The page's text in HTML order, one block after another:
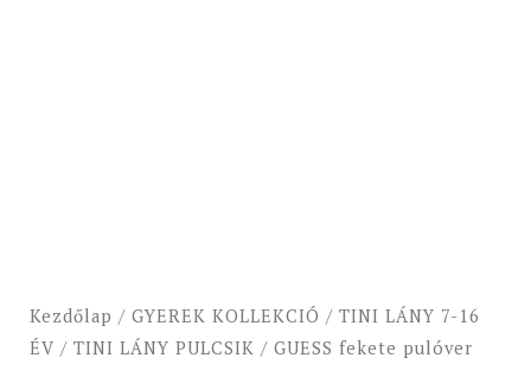
Kezdőlap / GYEREK KOLLEKCIÓ / TINI LÁNY 7-16
ÉV / TINI LÁNY PULCSIK / GUESS fekete pulóver